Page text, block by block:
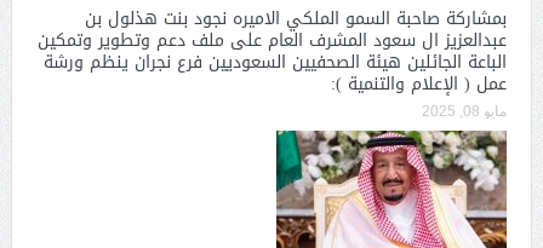
بمشاركة صاحبة السمو الملكي الاميره نجود بنت هذلول بن
عبدالعزيز ال سعود المشرف العام على ملف دعم وتطوير وتمكين
الباعة الجائلين هيئة الصحفيين السعوديين فرع نجران ينظم ورشة
عمل ( الإعلام والتنمية ):
مايو 08, 2025